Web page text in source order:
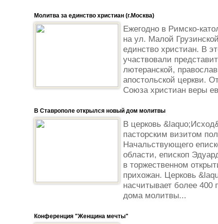
Молитва за единство христиан (г.Москва)
Ежегодно в Римско-
на ул. Малой
единство христиан. В
участвовали
лютеранской,
апостольской церкви.
Союза христиан веры
В Ставрополе открылся новый дом молитвы
В церковь
пасторским визитом
Начальствующего
области, епископ
в торжественном
прихожан. Церковь
насчитывает более 400
дома молитвы...
Конференция "Женщина мечты"